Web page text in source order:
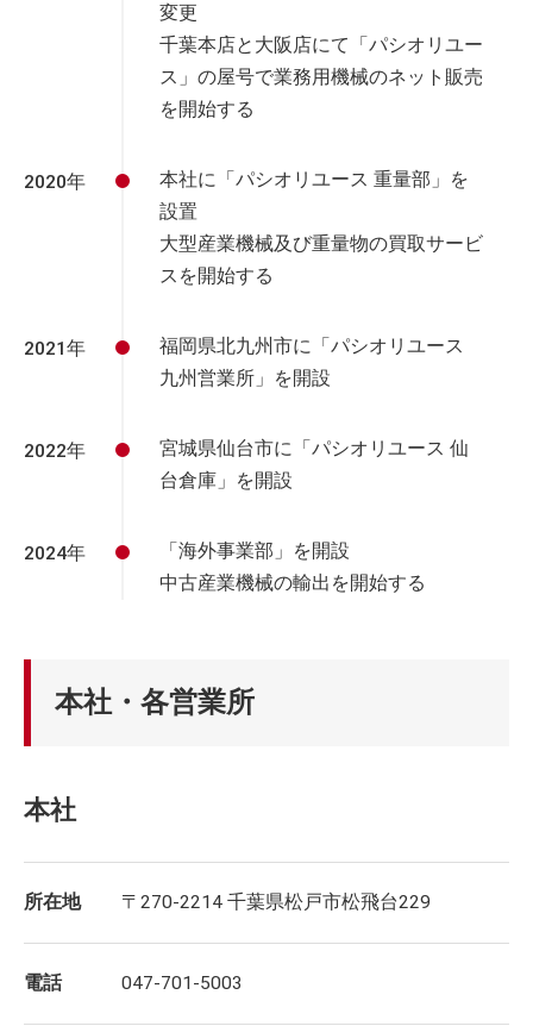
変更
千葉本店と大阪店にて「パシオリユー
ス」の屋号で業務用機械のネット販売
を開始する
2020年
本社に「パシオリユース 重量部」を
設置
大型産業機械及び重量物の買取サービ
スを開始する
2021年
福岡県北九州市に「パシオリユース
九州営業所」を開設
2022年
宮城県仙台市に「パシオリユース 仙
台倉庫」を開設
2024年
「海外事業部」を開設
中古産業機械の輸出を開始する
本社・各営業所
本社
所在地 〒270-2214 千葉県松戸市松飛台229
電話 047-701-5003